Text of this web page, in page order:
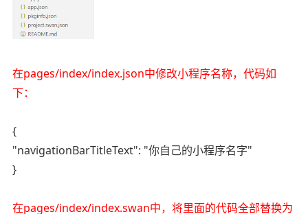
在pages/index/index.json中修改小程序名称，代码如
下：
{
"navigationBarTitleText": "你自己的小程序名字"
}
在pages/index/index.swan中，将里面的代码全部替换为